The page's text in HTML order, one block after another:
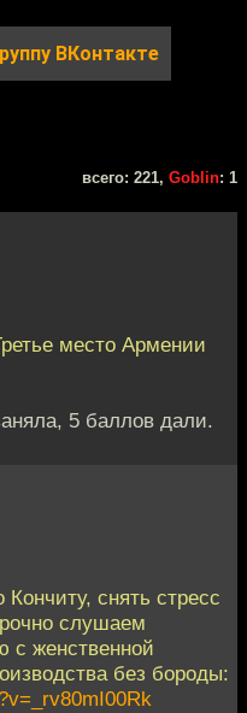
ВКонтакте
всего: 221, Goblin: 1
место Армении
5 баллов дали.
снять стресс
слушаем
с женственной
без бороды: